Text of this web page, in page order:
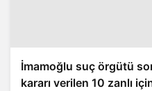
İmamoğlu suç örgütü
kararı verilen 10 zanlı